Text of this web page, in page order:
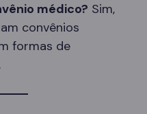
médico? Sim,
convênios
formas de